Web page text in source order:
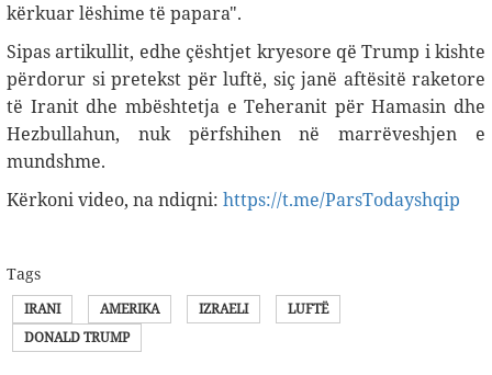
kërkuar lëshime të papara".
Sipas artikullit, edhe çështjet kryesore që Trump i kishte
përdorur si pretekst për luftë, siç janë aftësitë raketore
të Iranit dhe mbështetja e Teheranit për Hamasin dhe
Hezbullahun, nuk përfshihen në marrëveshjen e
mundshme.
Kërkoni video, na ndiqni: https://t.me/ParsTodayshqip
Tags
IRANI AMERIKA IZRAELI
LUFTË
DONALD TRUMP